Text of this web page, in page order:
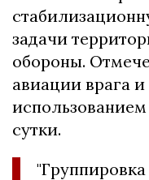
задачи
обороны.
авиации врага
сутки.